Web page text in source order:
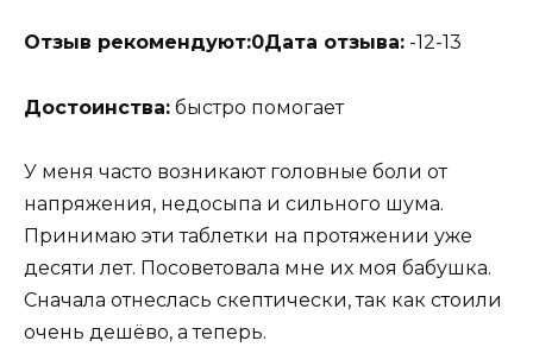
Отзыв рекомендуют:0Дата отзыва: -12-13
Достоинства: быстро помогает
У меня часто возникают головные боли от
напряжения, недосыпа и сильного шума.
Принимаю эти таблетки на протяжении уже
десяти лет. Посоветовала мне их моя бабушка.
Сначала отнеслась скептически, так как стоили
очень дешёво, а теперь.